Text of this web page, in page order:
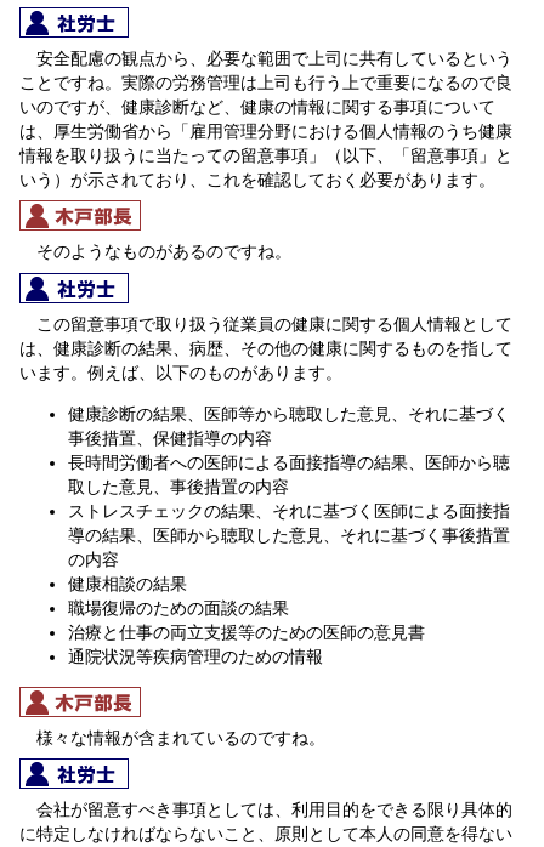
安全配慮の観点から、必要な範囲で上司に共有しているという
ことですね。実際の労務管理は上司も行う上で重要になるので良
いのですが、健康診断など、健康の情報に関する事項について
は、厚生労働省から「雇用管理分野における個人情報のうち健康
情報を取り扱うに当たっての留意事項」（以下、「留意事項」と
いう）が示されており、これを確認しておく必要があります。
そのようなものがあるのですね。
この留意事項で取り扱う従業員の健康に関する個人情報として
は、健康診断の結果、病歴、その他の健康に関するものを指して
います。例えば、以下のものがあります。
健康診断の結果、医師等から聴取した意見、それに基づく
事後措置、保健指導の内容
長時間労働者への医師による面接指導の結果、医師から聴
取した意見、事後措置の内容
ストレスチェックの結果、それに基づく医師による面接指
導の結果、医師から聴取した意見、それに基づく事後措置
の内容
健康相談の結果
職場復帰のための面談の結果
治療と仕事の両立支援等のための医師の意見書
通院状況等疾病管理のための情報
様々な情報が含まれているのですね。
会社が留意すべき事項としては、利用目的をできる限り具体的
に特定しなければならないこと、原則として本人の同意を得ない